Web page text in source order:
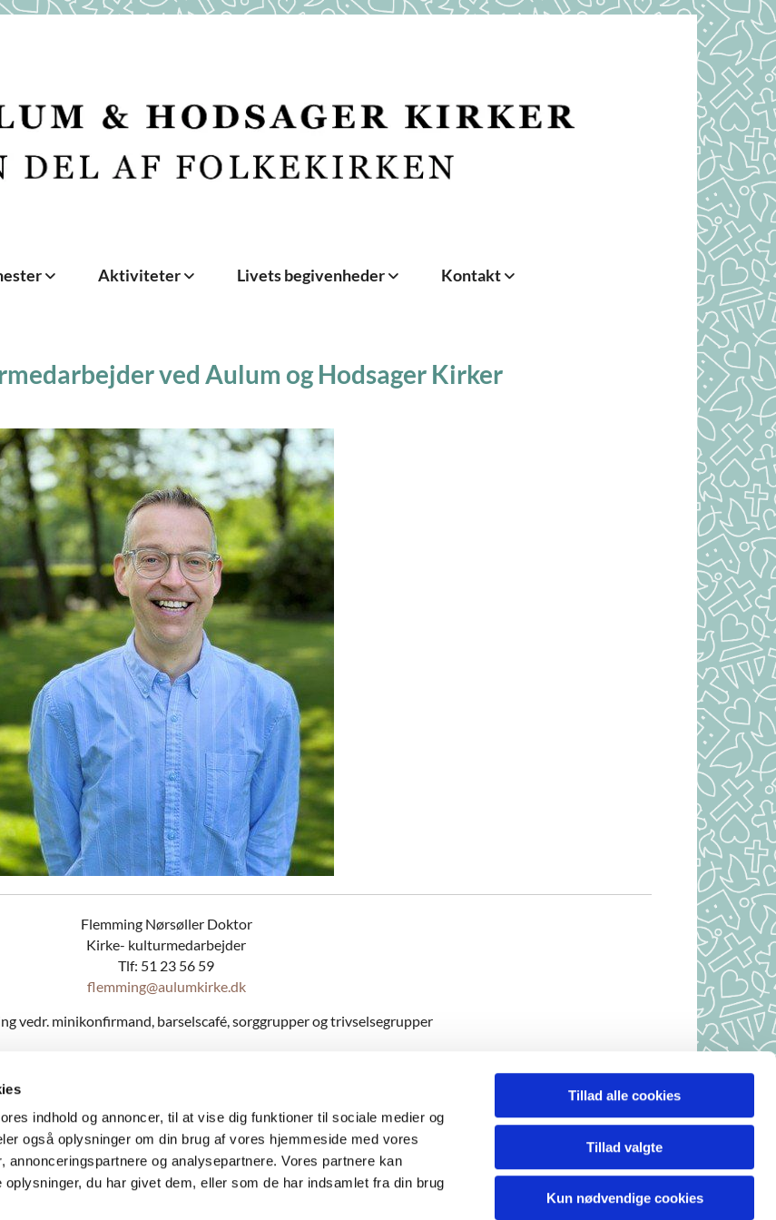
indhold og annoncer, til at vise dig funktioner til sociale medier og
også oplysninger om din brug af vores hjemmeside med vores
annonceringspartnere og analysepartnere. Vores partnere kan
du har givet dem, eller som de har indsamlet fra din brug
Tillad alle cookies
Tillad valgte
Kun nødvendige cookies
Aktiviteter Livets begivenheder Kontakt
ved Aulum og Hodsager Kirker
Flemming Nørsøller Doktor
Kirke- kulturmedarbejder
Tlf: 51 23 56 59
flemming@aulumkirke.dk
vedr. minikonfirmand, barselscafé, sorggrupper og trivselsegrupper
14, 7490 Aulum - Hodsager Kirke, Hovedgaden 26, Hodsager, 7490 Aulum
15 30 97 tirs.-fre. 9-12. -
Kirkegårdskontoret23 10 95 69 hverdage 10-10.30
Christian Lavdal Jerup: 30 36 79 06 chlj@km.dk - Mandag er fridag.
Johnny Oslo Tidemand: 30 36 20 66 jot@km.dk - Mandag er fridag.
Mail: aulum.sogn@km.dk - hodsager.sogn@km.dk